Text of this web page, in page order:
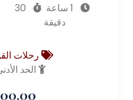
30
دقيقة
رحلات
الحد
GBP